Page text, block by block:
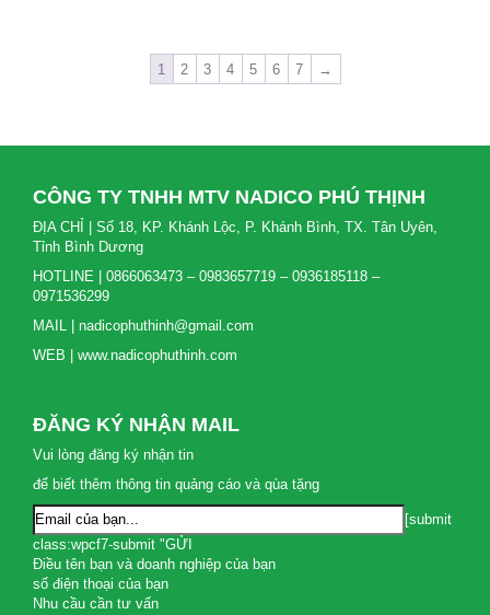
1 2 3 4 5 6 7 →
CÔNG TY TNHH MTV NADICO PHÚ THỊNH
ĐỊA CHỈ | Số 18, KP. Khánh Lộc, P. Khánh Bình, TX. Tân Uyên,
Tỉnh Bình Dương
HOTLINE | 0866063473 – 0983657719 – 0936185118 –
0971536299
MAIL | nadicophuthinh@gmail.com
WEB | www.nadicophuthinh.com
ĐĂNG KÝ NHẬN MAIL
Vui lòng đăng ký nhận tin
để biết thêm thông tin quảng cáo và qùa tặng
[submit
class:wpcf7-submit "GỬI
Điều tên bạn và doanh nghiệp của bạn
số điện thoại của bạn
Nhu cầu cần tư vấn